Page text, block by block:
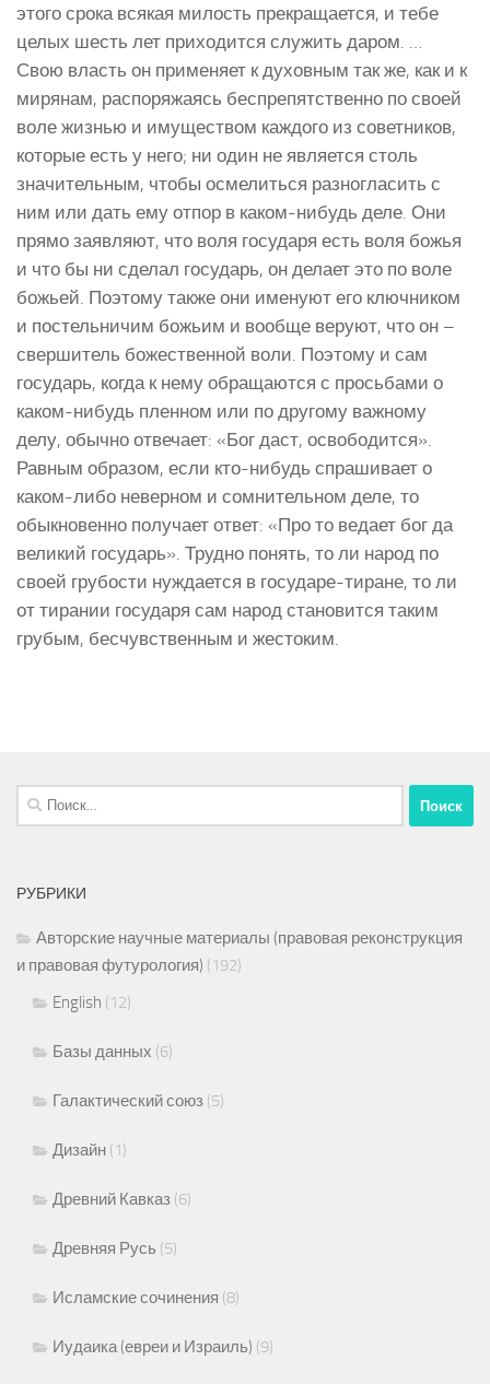
этого срока всякая милость прекращается, и тебе
целых шесть лет приходится служить даром. …
Свою власть он применяет к духовным так же, как и к
мирянам, распоряжаясь беспрепятственно по своей
воле жизнью и имуществом каждого из советников,
которые есть у него; ни один не является столь
значительным, чтобы осмелиться разногласить с
ним или дать ему отпор в каком-нибудь деле. Они
прямо заявляют, что воля государя есть воля божья
и что бы ни сделал государь, он делает это по воле
божьей. Поэтому также они именуют его ключником
и постельничим божьим и вообще веруют, что он –
свершитель божественной воли. Поэтому и сам
государь, когда к нему обращаются с просьбами о
каком-нибудь пленном или по другому важному
делу, обычно отвечает: «Бог даст, освободится».
Равным образом, если кто-нибудь спрашивает о
каком-либо неверном и сомнительном деле, то
обыкновенно получает ответ: «Про то ведает бог да
великий государь». Трудно понять, то ли народ по
своей грубости нуждается в государе-тиране, то ли
от тирании государя сам народ становится таким
грубым, бесчувственным и жестоким.
Найти:
РУБРИКИ
Авторские научные материалы (правовая реконструкция
и правовая футурология) (192)
English (12)
Базы данных (6)
Галактический союз (5)
Дизайн (1)
Древний Кавказ (6)
Древняя Русь (5)
Исламские сочинения (8)
Иудаика (евреи и Израиль) (9)